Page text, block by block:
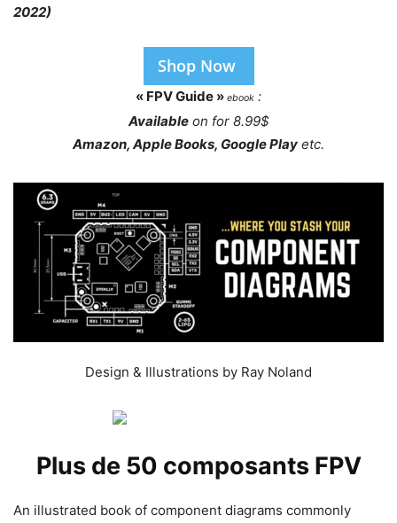
2022)
Shop Now
« FPV Guide » ebook :
Availableon for 8.99$
Amazon, Apple Books, Google Play etc.
Design & Illustrations by Ray Noland
Plus de 50 composants FPV
An illustrated book of component diagrams commonly